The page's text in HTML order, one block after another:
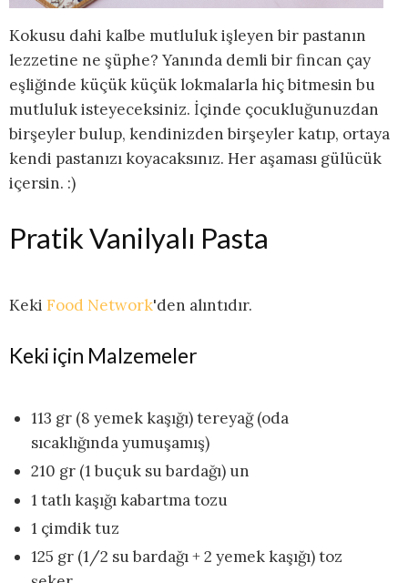
Kokusu dahi kalbe mutluluk işleyen bir pastanın
lezzetine ne şüphe? Yanında demli bir fincan çay
eşliğinde küçük küçük lokmalarla hiç bitmesin bu
mutluluk isteyeceksiniz. İçinde çocukluğunuzdan
birşeyler bulup, kendinizden birşeyler katıp, ortaya
kendi pastanızı koyacaksınız. Her aşaması gülücük
içersin. :)
Pratik Vanilyalı Pasta
Keki Food Network'den alıntıdır.
Keki için Malzemeler
113 gr (8 yemek kaşığı) tereyağ (oda
sıcaklığında yumuşamış)
210 gr (1 buçuk su bardağı) un
1 tatlı kaşığı kabartma tozu
1 çimdik tuz
125 gr (1/2 su bardağı + 2 yemek kaşığı) toz